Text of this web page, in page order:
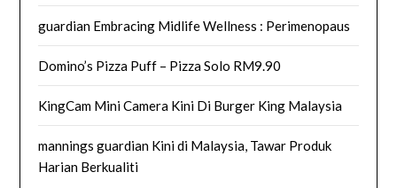
guardian Embracing Midlife Wellness : Perimenopaus
Domino’s Pizza Puff – Pizza Solo RM9.90
KingCam Mini Camera Kini Di Burger King Malaysia
mannings guardian Kini di Malaysia, Tawar Produk
Harian Berkualiti